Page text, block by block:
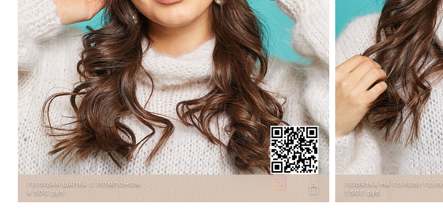
ГОЛУБАЯ ШАПКА С ПОМПОНОМ
4 500 руб.
ПОВЯЗКА НА ГОЛОВУ
1 500 руб.